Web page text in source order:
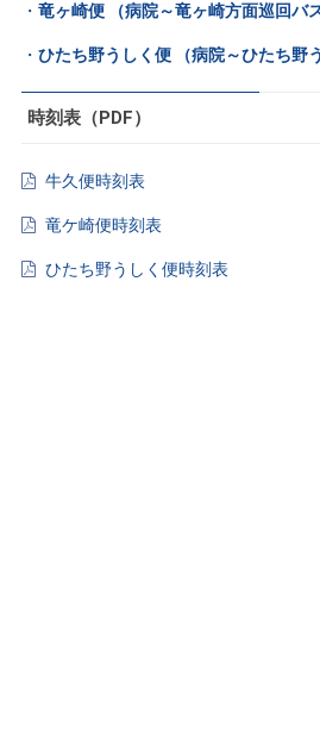
・ 竜ヶ崎便 （病院～竜ヶ崎方面巡回バス
・ ひたち野うしく便 （病院～ひたち野
時刻表（PDF）
牛久便時刻表
竜ケ崎便時刻表
ひたち野うしく便時刻表